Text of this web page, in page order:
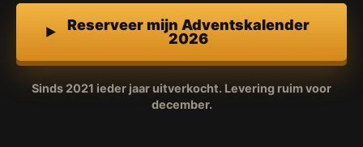
Reserveer mijn Adventskalender
2026
Sinds 2021 ieder jaar uitverkocht. Levering ruim voor
december.